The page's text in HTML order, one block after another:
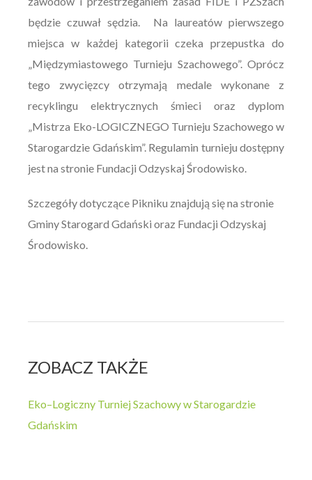
będzie czuwał sędzia. Na laureatów pierwszego
miejsca w każdej kategorii czeka przepustka do
„Międzymiastowego Turnieju Szachowego”. Oprócz
tego zwycięzcy otrzymają medale wykonane z
recyklingu elektrycznych śmieci oraz dyplom
„Mistrza Eko-LOGICZNEGO Turnieju Szachowego w
Starogardzie Gdańskim”. Regulamin turnieju dostępny
jest na stronie Fundacji Odzyskaj Środowisko.
Szczegóły dotyczące Pikniku znajdują się na stronie
Gminy Starogard Gdański oraz Fundacji Odzyskaj
Środowisko.
ZOBACZ TAKŻE
Eko–Logiczny Turniej Szachowy w Starogardzie
Gdańskim